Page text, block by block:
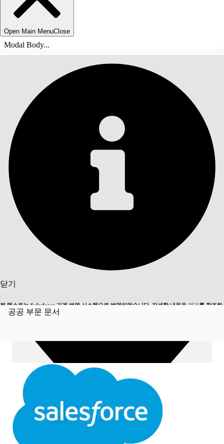
Open Main MenuClose
Modal Body...
닫기
본 텍스트는 Salesforce 기계 번역 시스템으로 번역되었습니다. 자세한 내용은 여기를 참조하
세요.
영어로 전환
공공 부문 문서
목차 표시
목차
검색